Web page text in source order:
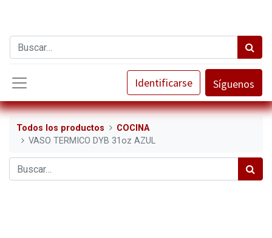
Identificarse Síguenos
Todos los productos
COCINA
VASO TERMICO DYB 31oz AZUL